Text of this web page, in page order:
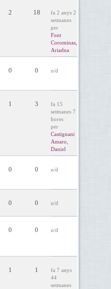
2 18
fa 2 anys 2
setmanes
per
Font
Corominas,
Ariadna
0 0 n/d
1 3
fa 15
setmanes 7
hores
per
Castignani
Amaro,
Daniel
0 0 n/d
0 0 n/d
0 0 n/d
1 1
fa 7 anys
44
setmanes